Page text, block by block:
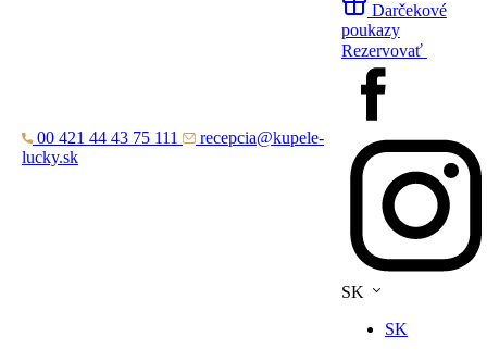
00 421 44 43 75 111
recepcia@kupele-
lucky.sk
Darčekové
poukazy
Rezervovať
SK
SK